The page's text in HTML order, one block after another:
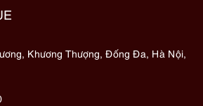
Khương Thượng, Đống Đa, Hà Nội,